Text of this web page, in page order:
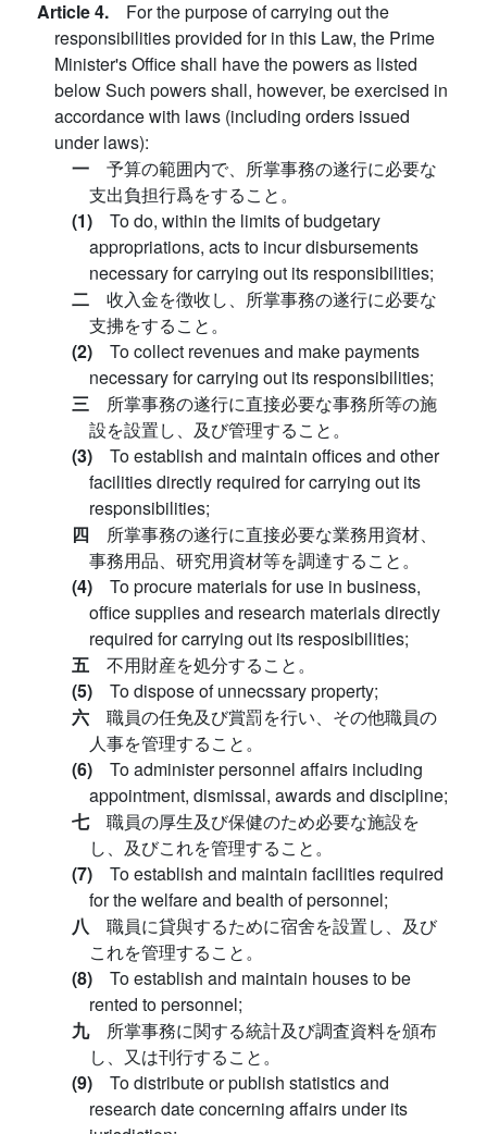
Article 4. For the purpose of carrying out the
responsibilities provided for in this Law, the Prime
Minister's Office shall have the powers as listed
below Such powers shall, however, be exercised in
accordance with laws (including orders issued
under laws):
一 予算の範囲内で、所掌事務の遂行に必要な
支出負担行爲をすること。
(1) To do, within the limits of budgetary
appropriations, acts to incur disbursements
necessary for carrying out its responsibilities;
二 收入金を徴收し、所掌事務の遂行に必要な
支拂をすること。
(2) To collect revenues and make payments
necessary for carrying out its responsibilities;
三 所掌事務の遂行に直接必要な事務所等の施
設を設置し、及び管理すること。
(3) To establish and maintain offices and other
facilities directly required for carrying out its
responsibilities;
四 所掌事務の遂行に直接必要な業務用資材、
事務用品、研究用資材等を調達すること。
(4) To procure materials for use in business,
office supplies and research materials directly
required for carrying out its resposibilities;
五 不用財産を処分すること。
(5) To dispose of unnecssary property;
六 職員の任免及び賞罰を行い、その他職員の
人事を管理すること。
(6) To administer personnel affairs including
appointment, dismissal, awards and discipline;
七 職員の厚生及び保健のため必要な施設を
し、及びこれを管理すること。
(7) To establish and maintain facilities required
for the welfare and bealth of personnel;
八 職員に貸與するために宿舍を設置し、及び
これを管理すること。
(8) To establish and maintain houses to be
rented to personnel;
九 所掌事務に関する統計及び調査資料を頒布
し、又は刊行すること。
(9) To distribute or publish statistics and
research date concerning affairs under its